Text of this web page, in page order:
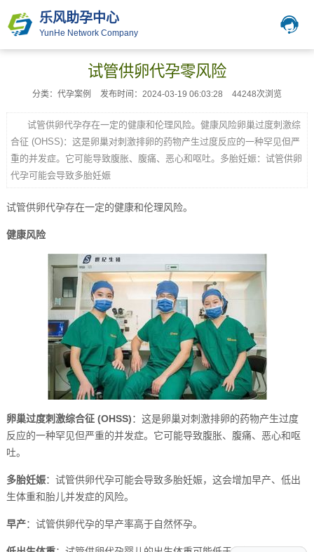
乐风助孕中心
YunHe Network Company
试管供卵代孕零风险
分类：代孕案例 发布时间：2024-03-19 06:03:28 44248次浏览
试管供卵代孕存在一定的健康和伦理风险。健康风险卵巢过度刺激综
合征 (OHSS)：这是卵巢对刺激排卵的药物产生过度反应的一种罕见但严
重的并发症。它可能导致腹胀、腹痛、恶心和呕吐。多胎妊娠：试管供卵
代孕可能会导致多胎妊娠
试管供卵代孕存在一定的健康和伦理风险。
健康风险
卵巢过度刺激综合征 (OHSS)：这是卵巢对刺激排卵的药物产生过度
反应的一种罕见但严重的并发症。它可能导致腹胀、腹痛、恶心和呕
吐。
多胎妊娠：试管供卵代孕可能会导致多胎妊娠，这会增加早产、低出
生体重和胎儿并发症的风险。
早产：试管供卵代孕的早产率高于自然怀孕。